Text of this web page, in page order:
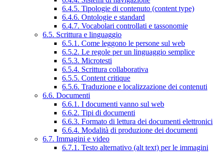
6.4.5. Tipologie di contenuto (content type)
6.4.6. Ontologie e standard
6.4.7. Vocabolari controllati e tassonomie
6.5. Scrittura e linguaggio
6.5.1. Come leggono le persone sul web
6.5.2. Le regole per un linguaggio semplice
6.5.3. Microtesti
6.5.4. Scrittura collaborativa
6.5.5. Content critique
6.5.6. Traduzione e localizzazione dei contenuti
6.6. Documenti
6.6.1. I documenti vanno sul web
6.6.2. Tipi di documenti
6.6.3. Formato di lettura dei documenti elettronici
6.6.4. Modalità di produzione dei documenti
6.7. Immagini e video
6.7.1. Testo alternativo (alt text) per le immagini